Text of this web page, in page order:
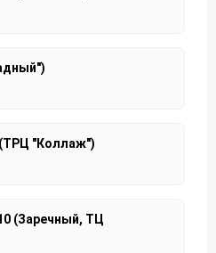
"Коллаж")
(Заречный, ТЦ